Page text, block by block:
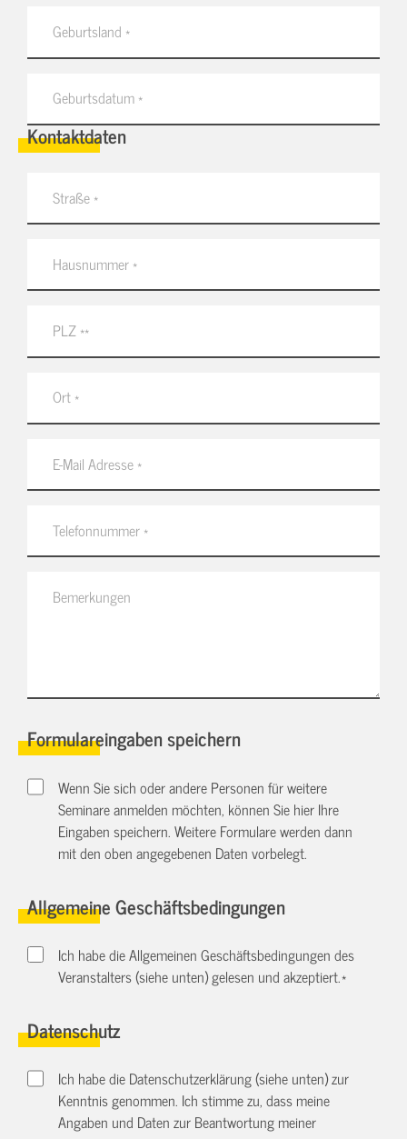
Kontaktdaten
Formulareingaben speichern
Wenn Sie sich oder andere Personen für weitere
Seminare anmelden möchten, können Sie hier Ihre
Eingaben speichern. Weitere Formulare werden dann
mit den oben angegebenen Daten vorbelegt.
Allgemeine Geschäftsbedingungen
Ich habe die Allgemeinen Geschäftsbedingungen des
Veranstalters (siehe unten) gelesen und akzeptiert.*
Datenschutz
Ich habe die Datenschutzerklärung (siehe unten) zur
Kenntnis genommen. Ich stimme zu, dass meine
Angaben und Daten zur Beantwortung meiner